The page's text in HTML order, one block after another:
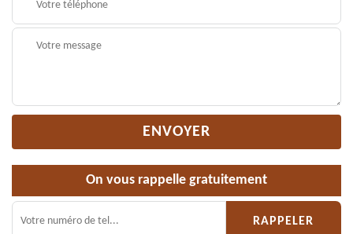
On vous rappelle gratuitement